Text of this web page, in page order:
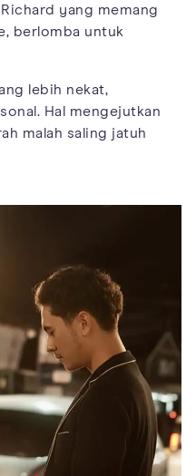
yang memang
berlomba untuk
lebih nekat,
Hal mengejutkan
malah saling jatuh